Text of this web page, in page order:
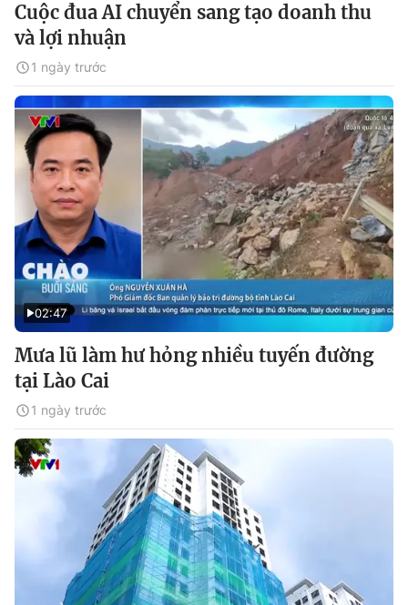
Cuộc đua AI chuyển sang tạo doanh thu
và lợi nhuận
1 ngày trước
02:47
Mưa lũ làm hư hỏng nhiều tuyến đường
tại Lào Cai
1 ngày trước